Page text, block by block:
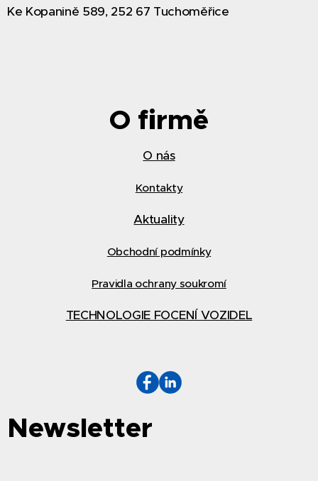
Ke Kopanině 589, 252 67 Tuchoměřice
O firmě
O nás
Kontakty
Aktuality
Obchodní podmínky
Pravidla ochrany soukromí
TECHNOLOGIE FOCENÍ VOZIDEL
Newsletter